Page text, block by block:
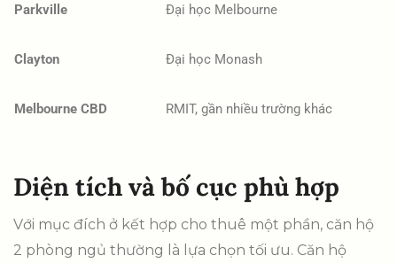
Parkville Đại học Melbourne
Clayton Đại học Monash
Melbourne CBD RMIT, gần nhiều trường khác
Diện tích và bố cục phù hợp
Với mục đích ở kết hợp cho thuê một phần, căn hộ
2 phòng ngủ thường là lựa chọn tối ưu. Căn hộ